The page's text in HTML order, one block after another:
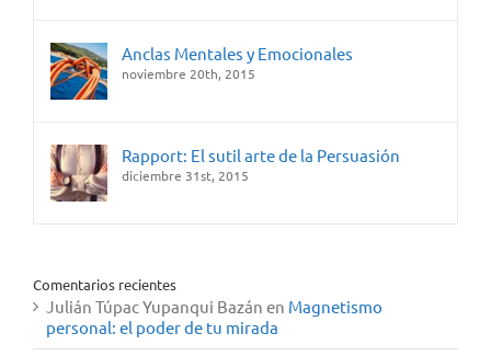
Anclas Mentales y Emocionales
noviembre 20th, 2015
Rapport: El sutil arte de la Persuasión
diciembre 31st, 2015
Comentarios recientes
Julián Túpac Yupanqui Bazán en Magnetismo
personal: el poder de tu mirada